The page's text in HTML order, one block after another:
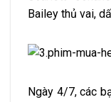
Bailey thủ vai,
Ngày 4/7, các